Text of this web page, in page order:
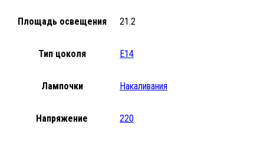
Площадь освещения 21.2
Тип цоколя E14
Лампочки Накаливания
Напряжение 220